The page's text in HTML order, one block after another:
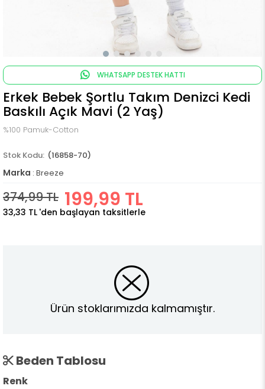
WHATSAPP DESTEK HATTI
Erkek Bebek Şortlu Takım Denizci Kedi
Baskılı Açık Mavi (2 Yaş)
%100 Pamuk-Cotton
(16858-70)
Marka : Breeze
374,99 TL 199,99 TL
33,33 TL 'den başlayan taksitlerle
Ürün stoklarımızda kalmamıştır.
Beden Tablosu
Renk